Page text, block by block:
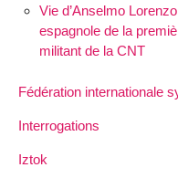
Vie d’Anselmo
espagnole de la
militant de la CNT
Fédération internationale
Interrogations
Iztok